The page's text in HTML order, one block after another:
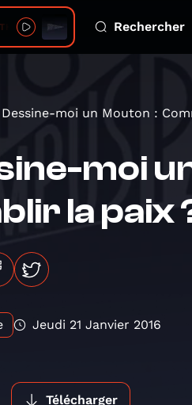
DARK SKY Rechercher
Dessine-moi un Mouton :
moi
la paix
Jeudi 21 Janvier 2016
Télécharger